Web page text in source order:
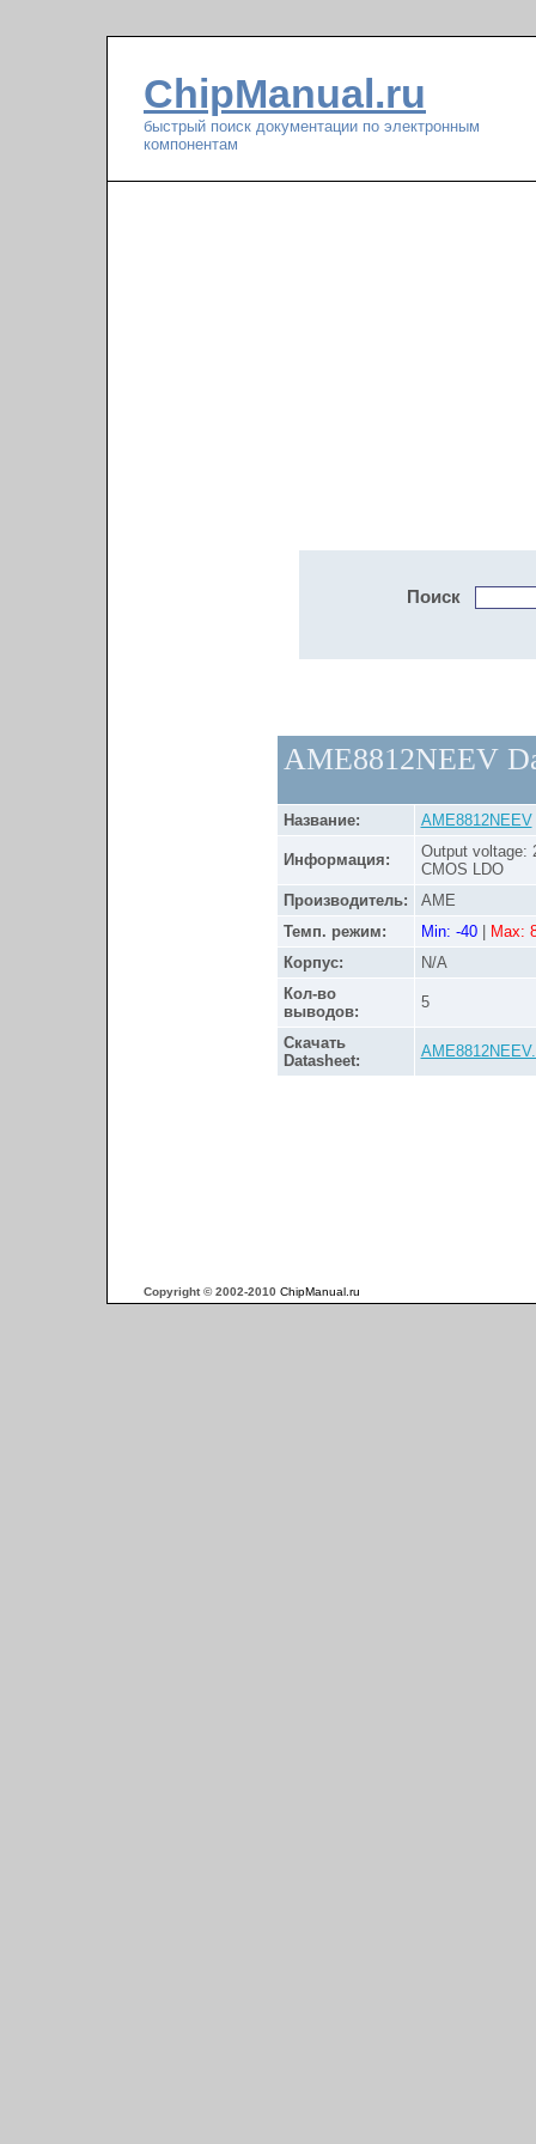
ChipManual.ru
быстрый поиск документации по электронным
компонентам
Поиск
AME8812NEEV
Название: AME8812NEEV
Информация:
Output voltage:
CMOS LDO
Производитель:
AME
Темп. режим:
Min: -40|
Max:
Корпус:
N/A
Кол-во
выводов:
5
Скачать
Datasheet:
Copyright © 2002-2010 ChipManual.ru